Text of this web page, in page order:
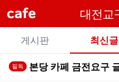
cafe 대전교
카
게시판 최신글
전필독 본당 카페 금전요구